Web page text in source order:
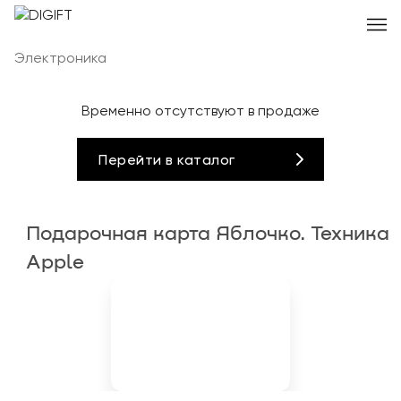
Электроника
Временно отсутствуют в продаже
Перейти в каталог
Подарочная карта Яблочко. Техника
Apple